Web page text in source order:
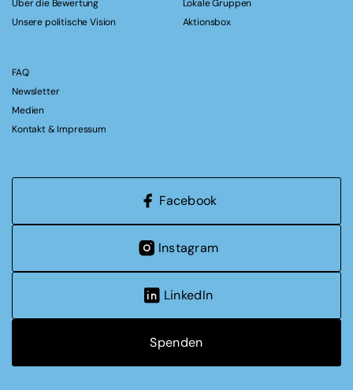
Über die Bewertung
Unsere politische Vision
Lokale Gruppen
Aktionsbox
FAQ
Newsletter
Medien
Kontakt & Impressum
Facebook
Instagram
LinkedIn
Spenden